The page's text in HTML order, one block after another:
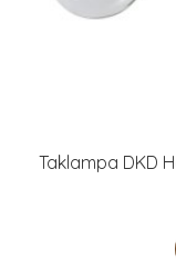
Taklampa DKD